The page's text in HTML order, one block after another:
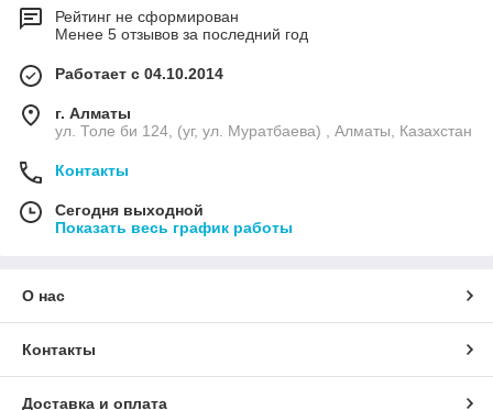
Рейтинг не сформирован
Менее 5 отзывов за последний год
Работает с 04.10.2014
г. Алматы
ул. Толе би 124, (уг, ул. Муратбаева) , Алматы, Казахстан
Контакты
Сегодня выходной
Показать весь график работы
О нас
Контакты
Доставка и оплата